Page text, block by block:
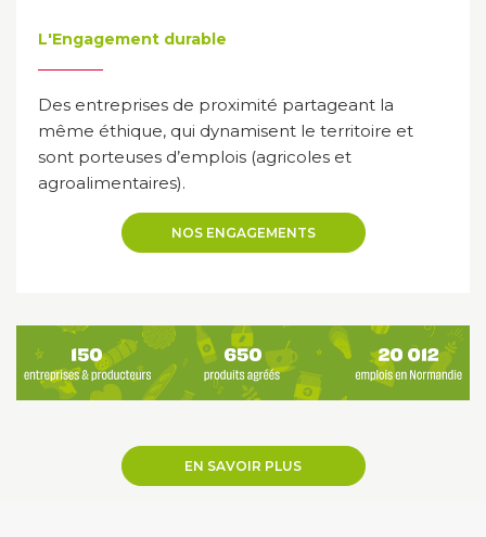
L'Engagement durable
Des entreprises de proximité partageant la
même éthique, qui dynamisent le territoire et
sont porteuses d’emplois (agricoles et
agroalimentaires).
NOS ENGAGEMENTS
EN SAVOIR PLUS